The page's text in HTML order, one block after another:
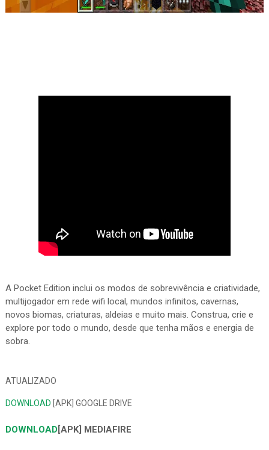
A Pocket Edition inclui os modos de sobrevivência e criatividade,
multijogador em rede wifi local, mundos infinitos, cavernas,
novos biomas, criaturas, aldeias e muito mais. Construa, crie e
explore por todo o mundo, desde que tenha mãos e energia de
sobra.
ATUALIZADO
DOWNLOAD [APK] GOOGLE DRIVE
DOWNLOAD[APK] MEDIAFIRE